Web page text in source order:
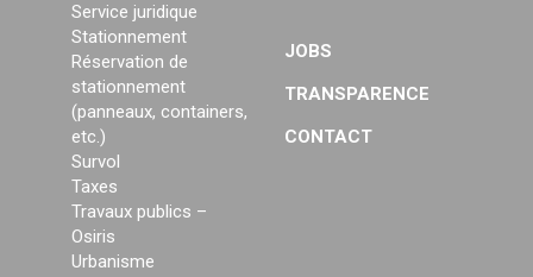
Service juridique
Stationnement
Réservation de
stationnement
(panneaux, containers,
etc.)
Survol
Taxes
Travaux publics –
Osiris
Urbanisme
JOBS
TRANSPARENCE
CONTACT